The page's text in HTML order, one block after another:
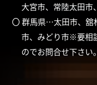
大宮市、常陸太田市
〇 群馬県…太田市、舘
市、みどり市※要相
のでお問合せ下さい